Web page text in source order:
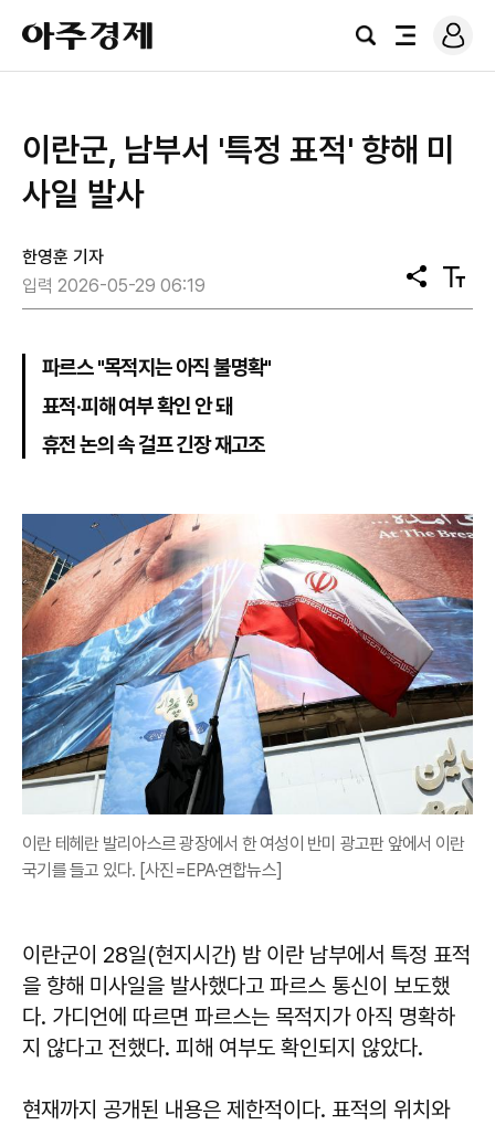
아
주
경
검
전
로
그
이란군, 남부서 '특정 표적' 향해 미
사일 발사
한영훈 기자
입력 2026-05-29 06:19
공
유
텍
스
파르스 "목적지는 아직 불명확"
표적·피해 여부 확인 안 돼
휴전 논의 속 걸프 긴장 재고조
이란 테헤란 발리아스르 광장에서 한 여성이 반미 광고판 앞에서 이란
국기를 들고 있다. [사진=EPA·연합뉴스]
이란군이 28일(현지시간) 밤 이란 남부에서 특정 표적
을 향해 미사일을 발사했다고 파르스 통신이 보도했
다. 가디언에 따르면 파르스는 목적지가 아직 명확하
지 않다고 전했다. 피해 여부도 확인되지 않았다.
현재까지 공개된 내용은 제한적이다. 표적의 위치와